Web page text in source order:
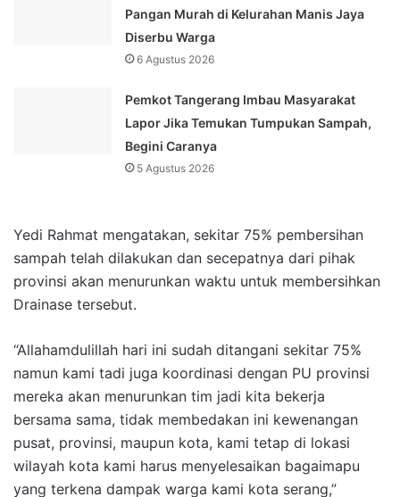
Pangan Murah di Kelurahan Manis Jaya
Diserbu Warga
6 Agustus 2026
Pemkot Tangerang Imbau Masyarakat
Lapor Jika Temukan Tumpukan Sampah,
Begini Caranya
5 Agustus 2026
Yedi Rahmat mengatakan, sekitar 75% pembersihan
sampah telah dilakukan dan secepatnya dari pihak
provinsi akan menurunkan waktu untuk membersihkan
Drainase tersebut.
“Allahamdulillah hari ini sudah ditangani sekitar 75%
namun kami tadi juga koordinasi dengan PU provinsi
mereka akan menurunkan tim jadi kita bekerja
bersama sama, tidak membedakan ini kewenangan
pusat, provinsi, maupun kota, kami tetap di lokasi
wilayah kota kami harus menyelesaikan bagaimapu
yang terkena dampak warga kami kota serang,”